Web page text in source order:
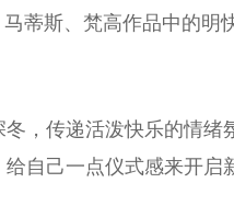
蒂斯、梵高作品中的明
，传递活泼快乐的情绪
自己一点仪式感来开启